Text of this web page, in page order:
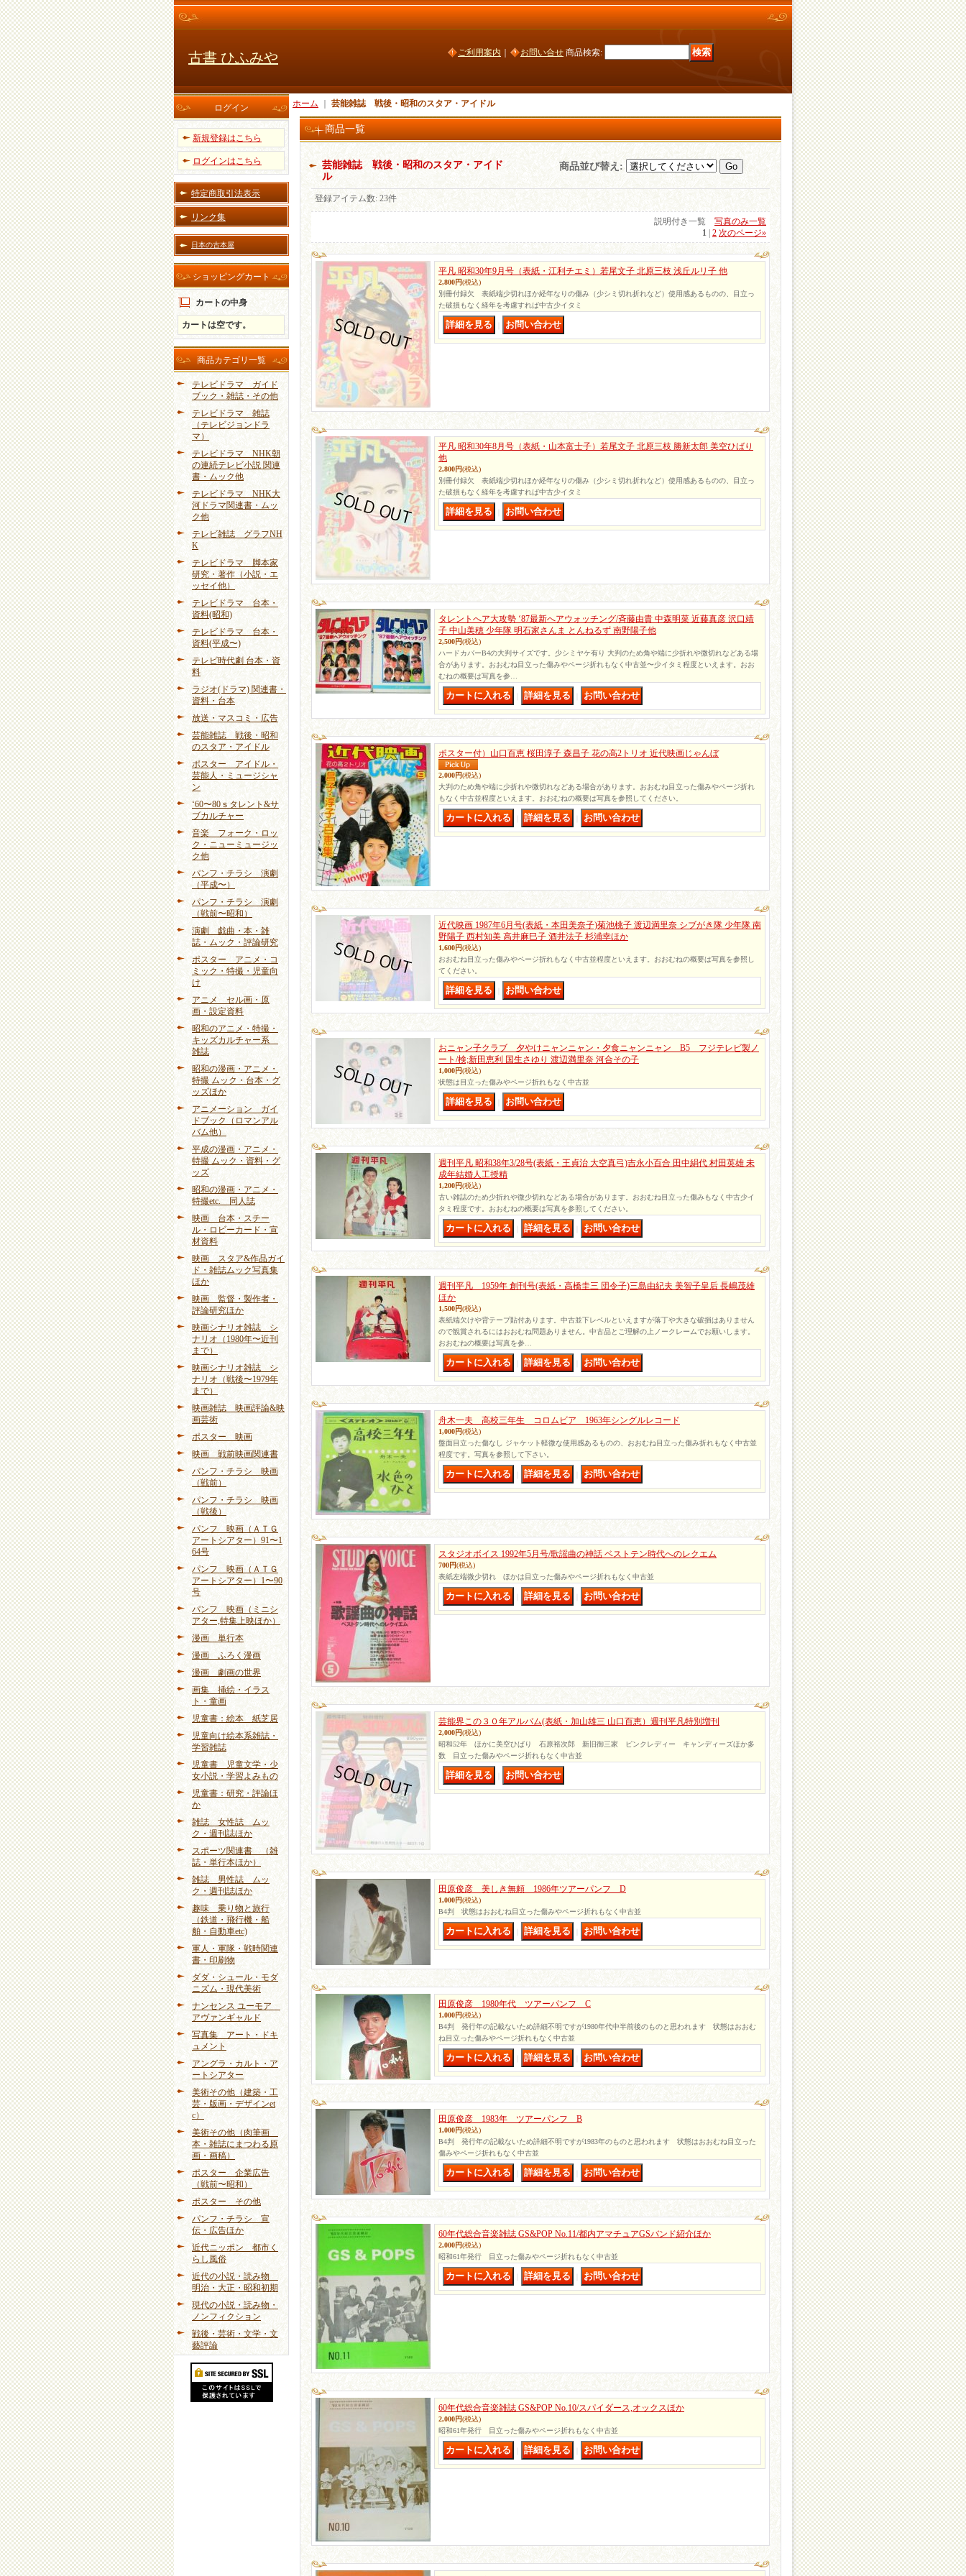
古書 ひふみや ご利用案内 お問い合せ 商品検索:
ログイン
新規登録はこちら
ログインはこちら
特定商取引法表示
リンク集
日本の古本屋
ショッピングカート
カートの中身
カートは空です。
商品カテゴリ一覧
テレビドラマ ガイド
ブック・雑誌・その他
テレビドラマ 雑誌
（テレビジョンドラ
マ）
テレビドラマ NHK朝
の連続テレビ小説 関連
書・ムック他
テレビドラマ NHK大
河ドラマ関連書・ムッ
ク他
テレビ雑誌 グラフNH
K
テレビドラマ 脚本家
研究・著作（小説・エ
ッセイ他）
テレビドラマ 台本・
資料(昭和)
テレビドラマ 台本・
資料(平成〜)
テレビ時代劇 台本・資
料
ラジオ(ドラマ) 関連書・
資料・台本
放送・マスコミ・広告
芸能雑誌 戦後・昭和
のスタア・アイドル
ポスター アイドル・
芸能人・ミュージシャ
ン
‘60〜80ｓタレント&サ
ブカルチャー
音楽 フォーク・ロッ
ク・ニューミュージッ
ク他
パンフ・チラシ 演劇
（平成〜）
パンフ・チラシ 演劇
（戦前〜昭和）
演劇 戯曲・本・雑
誌・ムック・評論研究
ポスター アニメ・コ
ミック・特撮・児童向
け
アニメ セル画・原
画・設定資料
昭和のアニメ・特撮・
キッズカルチャー系
雑誌
昭和の漫画・アニメ・
特撮 ムック・台本・グ
ッズほか
アニメーション ガイ
ドブック（ロマンアル
バム他）
平成の漫画・アニメ・
特撮 ムック・資料・グ
ッズ
昭和の漫画・アニメ・
特撮etc. 同人誌
映画 台本・スチー
ル・ロビーカード・宣
材資料
映画 スタア&作品ガイ
ド・雑誌ムック写真集
ほか
映画 監督・製作者・
評論研究ほか
映画シナリオ雑誌 シ
ナリオ（1980年〜近刊
まで）
映画シナリオ雑誌 シ
ナリオ（戦後〜1979年
まで）
映画雑誌 映画評論&映
画芸術
ポスター 映画
映画 戦前映画関連書
パンフ・チラシ 映画
（戦前）
パンフ・チラシ 映画
（戦後）
パンフ 映画（ＡＴＧ
アートシアター）91〜1
64号
パンフ 映画（ＡＴＧ
アートシアター）1〜90
号
パンフ 映画（ミニシ
アター,特集上映ほか）
漫画 単行本
漫画 ふろく漫画
漫画 劇画の世界
画集 挿絵・イラス
ト・童画
児童書：絵本 紙芝居
児童向け絵本系雑誌・
学習雑誌
児童書 児童文学・少
女小説・学習よみもの
児童書：研究・評論ほ
か
雑誌 女性誌 ムッ
ク・週刊誌ほか
スポーツ関連書 （雑
誌・単行本ほか）
雑誌 男性誌 ムッ
ク・週刊誌ほか
趣味 乗り物と旅行
（鉄道・飛行機・船
舶・自動車etc)
軍人・軍隊・戦時関連
書・印刷物
ダダ・シュール・モダ
ニズム・現代美術
ナンセンス ユーモア
アヴァンギャルド
写真集 アート・ドキ
ュメント
アングラ・カルト・ア
ートシアター
美術その他（建築・工
芸・版画・デザインet
c）
美術その他（肉筆画
本・雑誌にまつわる原
画・画稿）
ポスター 企業広告
（戦前〜昭和）
ポスター その他
パンフ・チラシ 宣
伝・広告ほか
近代ニッポン 都市く
らし風俗
近代の小説・読み物
明治・大正・昭和初期
現代の小説・読み物・
ノンフィクション
戦後・芸術・文学・文
藝評論
ホーム 芸能雑誌 戦後・昭和のスタア・アイドル
商品一覧
芸能雑誌 戦後・昭和のスタア・アイド
ル
商品並び替え :
登録アイテム数: 23件
説明付き一覧 写真のみ一覧
1 2 次のページ»
平凡 昭和30年9月号（表紙・江利チエミ）若尾文子 北原三枝 浅丘ルリ子 他
2,800円(税込)
別冊付録欠 表紙端少切れほか経年なりの傷み（少シミ切れ折れなど）使用感あるものの、目立っ
た破損もなく経年を考慮すれば中古少イタミ
平凡 昭和30年8月号（表紙・山本富士子）若尾文子 北原三枝 勝新太郎 美空ひばり
他
2,800円(税込)
別冊付録欠 表紙端少切れほか経年なりの傷み（少シミ切れ折れなど）使用感あるものの、目立っ
た破損もなく経年を考慮すれば中古少イタミ
タレントへア大攻勢 ‘87最新へアウォッチング/斉藤由貴 中森明菜 近藤真彦 沢口靖
子 中山美穂 少年隊 明石家さんま とんねるず 南野陽子他
2,500円(税込)
ハードカバーB4の大判サイズです。少シミヤケ有り 大判のため角や端に少折れや微切れなどある場
合があります。おおむね目立った傷みやページ折れもなく中古並〜少イタミ程度といえます。おお
むねの概要は写真を参…
ポスター付）山口百恵 桜田淳子 森昌子 花の高2トリオ 近代映画じゃんぼ
2,000円(税込)
大判のため角や端に少折れや微切れなどある場合があります。おおむね目立った傷みやページ折れ
もなく中古並程度といえます。おおむねの概要は写真を参照してください。
近代映画 1987年6月号(表紙・本田美奈子)菊池桃子 渡辺満里奈 シブがき隊 少年隊 南
野陽子 西村知美 高井麻巳子 酒井法子 杉浦幸ほか
1,600円(税込)
おおむね目立った傷みやページ折れもなく中古並程度といえます。おおむねの概要は写真を参照し
てください。
おニャン子クラブ 夕やけニャンニャン・夕食ニャンニャン B5 フジテレビ製ノ
ート/検;新田恵利 国生さゆり 渡辺満里奈 河合その子
1,000円(税込)
状態は目立った傷みやページ折れもなく中古並
週刊平凡 昭和38年3/28号(表紙・王貞治 大空真弓)吉永小百合 田中絹代 村田英雄 未
成年結婚人工授精
1,200円(税込)
古い雑誌のため少折れや微少切れなどある場合があります。おおむね目立った傷みもなく中古少イ
タミ程度です。おおむねの概要は写真を参照してください。
週刊平凡 1959年 創刊号(表紙・高橋圭三 団令子)三島由紀夫 美智子皇后 長嶋茂雄
ほか
1,500円(税込)
表紙端欠けや背テープ貼付あります。中古並下レベルといえますが落丁や大きな破損はありません
ので観賞されるにはおおむね問題ありません。中古品とご理解の上ノークレームでお願いします。
おおむねの概要は写真を参…
舟木一夫 高校三年生 コロムビア 1963年シングルレコード
1,000円(税込)
盤面目立った傷なし ジャケット軽微な使用感あるものの、おおむね目立った傷み折れもなく中古並
程度です。写真を参照して下さい。
スタジオボイス 1992年5月号/歌謡曲の神話 ベストテン時代へのレクエム
700円(税込)
表紙左端微少切れ ほかは目立った傷みやページ折れもなく中古並
芸能界この３０年アルバム(表紙・加山雄三 山口百恵）週刊平凡特別増刊
2,000円(税込)
昭和52年 ほかに美空ひばり 石原裕次郎 新旧御三家 ピンクレディー キャンディーズほか多
数 目立った傷みやページ折れもなく中古並
田原俊彦 美しき無頼 1986年ツアーパンフ D
1,000円(税込)
B4判 状態はおおむね目立った傷みやページ折れもなく中古並
田原俊彦 1980年代 ツアーパンフ C
1,000円(税込)
B4判 発行年の記載ないため詳細不明ですが1980年代中半前後のものと思われます 状態はおおむ
ね目立った傷みやページ折れもなく中古並
田原俊彦 1983年 ツアーパンフ B
1,000円(税込)
B4判 発行年の記載ないため詳細不明ですが1983年のものと思われます 状態はおおむね目立った
傷みやページ折れもなく中古並
60年代総合音楽雑誌 GS&POP No.11/都内アマチュアGSバンド紹介ほか
2,000円(税込)
昭和61年発行 目立った傷みやページ折れもなく中古並
60年代総合音楽雑誌 GS&POP No.10/スパイダース,オックスほか
2,000円(税込)
昭和61年発行 目立った傷みやページ折れもなく中古並